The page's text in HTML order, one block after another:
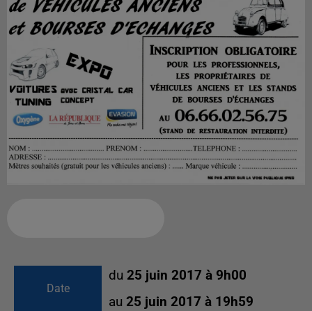
Date
du 25 juin 2017 à 9h00
au 25 juin 2017 à 19h59